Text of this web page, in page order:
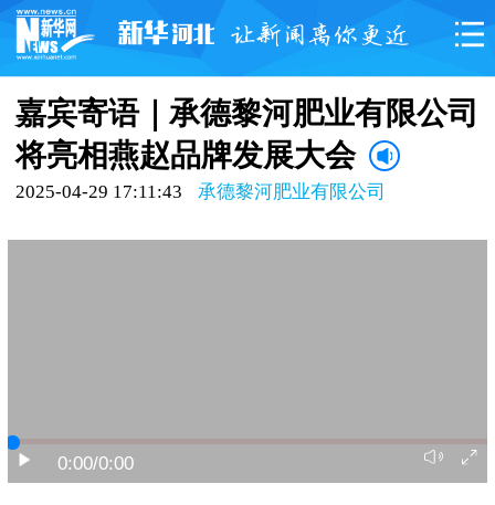
嘉宾寄语｜承德黎河肥业有限公司
将亮相燕赵品牌发展大会
2025-04-29 17:11:43 承德黎河肥业有限公司
0:00/0:00